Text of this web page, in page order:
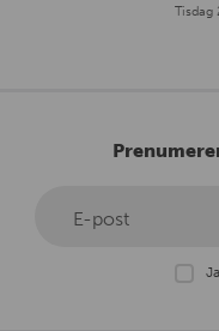
Tisdag
E-post